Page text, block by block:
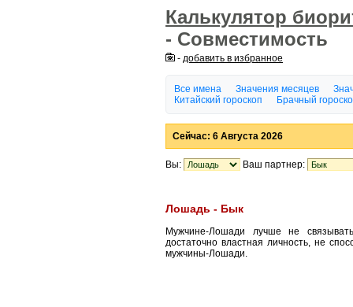
Калькулятор
- Совместимость
- добавить в избранное
Все имена Значения месяцев
Китайский гороскоп
Брачный
Сейчас: 6 Августа 2026
Вы: Ваш партнер:
Лошадь - Бык
Мужчине-Лошади лучше не
достаточно властная личность, не
мужчины-Лошади.